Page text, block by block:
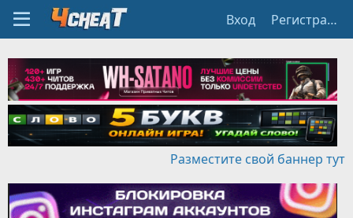
Вход Регистрация
Разместите свой баннер тут